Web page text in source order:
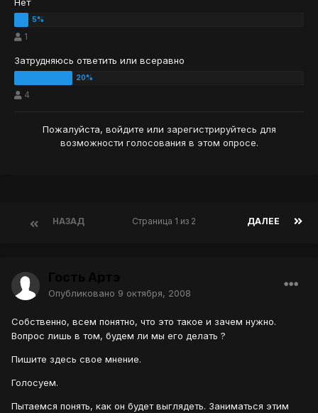
Нет
1
Затрудняюсь ответить или всеравно
4
Пожалуйста, войдите или зарегистрируйтесь для
возможности голосования в этом опросе.
НАЗАД ДАЛЕЕ
Страница 1 из 2
Опубликовано 9 октября, 2008
Собственно, всем понятно, что это такое и зачем нужно.
Вопрос лишь в том, будем ли мы его делать ?
Пишите здесь свое мнение.
Голосуем.
Пытаемся понять, как он будет выглядеть. Заниматься этим